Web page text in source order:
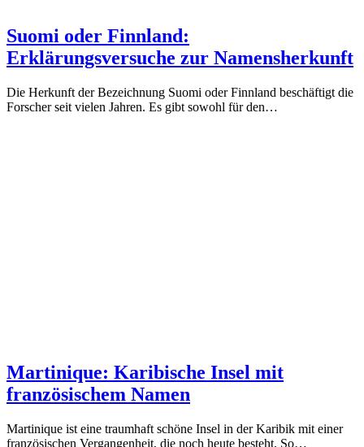
Suomi oder Finnland:
Erklärungsversuche zur Namensherkunft
Die Herkunft der Bezeichnung Suomi oder Finnland beschäftigt die
Forscher seit vielen Jahren. Es gibt sowohl für den…
Martinique: Karibische Insel mit
französischem Namen
Martinique ist eine traumhaft schöne Insel in der Karibik mit einer
französischen Vergangenheit, die noch heute besteht. So…